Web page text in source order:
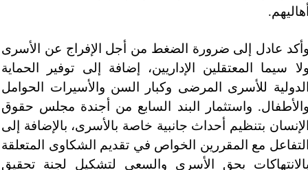
عادل إلى ضرورة الضغط من أجل الإفراج عن الأسرى
سيما المعتقلين الإداريين، إضافة إلى توفير الحماية
للأسرى المرضى وكبار السن والأسيرات الحوامل
واستثمار البند السابع من أجندة مجلس حقوق
بتنظيم أحداث جانبية خاصة بالأسرى، بالإضافة إلى
مع المقررين الخواص في تقديم الشكاوى المتعلقة
بحق الأسرى والسعي لتشكيل لجنة تحقيق